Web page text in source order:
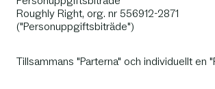
Roughly Right, org. nr 556912-2871
("Personuppgiftsbiträde")
Tillsammans "Parterna" och individuellt en